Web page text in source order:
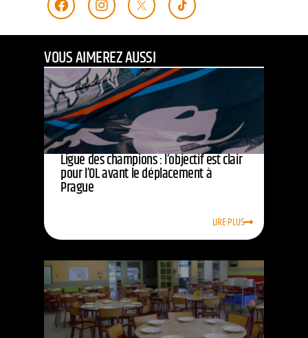
VOUS AIMEREZ AUSSI
Ligue des champions : l’objectif est clair
pour l’OL avant le déplacement à
Prague
LIRE PLUS